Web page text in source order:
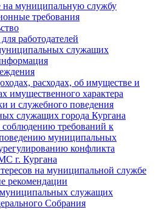
на муниципальную службу
требования
работодателей
служащих
расходах, об имуществе и
имущественного характера
и служебного поведения
служащих города Кургана
требований к
муниципальных
конфликта
г. Кургана
на муниципальной службе
рекомендации
служащих
Cобрания